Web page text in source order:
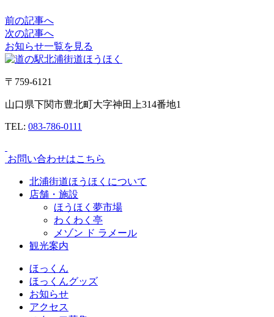
前の記事へ
次の記事へ
お知らせ一覧を見る
〒759-6121
山口県下関市豊北町大字神田上314番地1
TEL: 083-786-0111
お問い合わせはこちら
北浦街道ほうほくについて
店舗・施設
ほうほく夢市場
わくわく亭
メゾン ド ラメール
観光案内
ほっくん
ほっくんグッズ
お知らせ
アクセス